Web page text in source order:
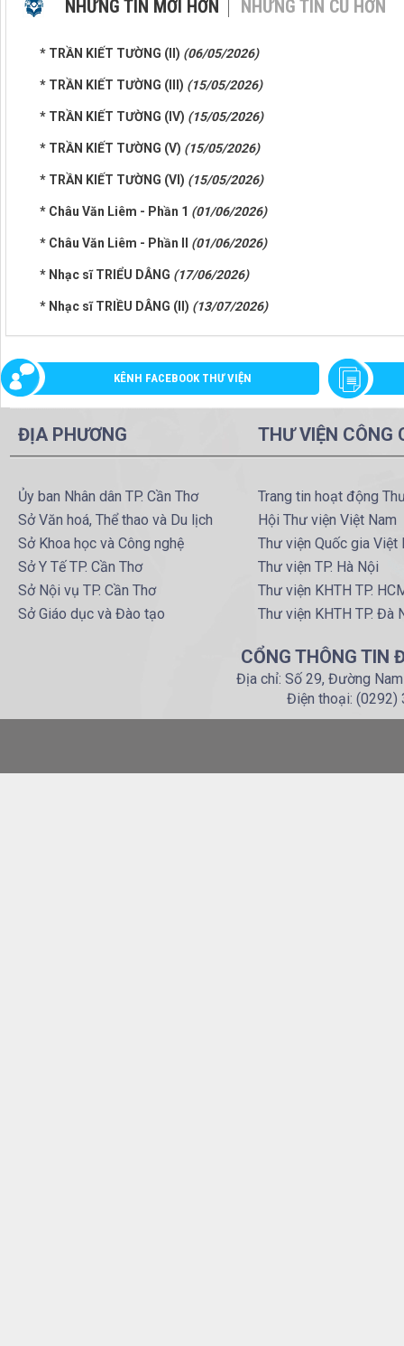
NHỮNG TIN MỚI HƠN NHỮNG TIN CŨ HƠN
* TRẦN KIẾT TƯỜNG (II) (06/05/2026)
* TRẦN KIẾT TƯỜNG (III) (15/05/2026)
* TRẦN KIẾT TƯỜNG (IV) (15/05/2026)
* TRẦN KIẾT TƯỜNG (V) (15/05/2026)
* TRẦN KIẾT TƯỜNG (VI) (15/05/2026)
* Châu Văn Liêm - Phần 1 (01/06/2026)
* Châu Văn Liêm - Phần II (01/06/2026)
* Nhạc sĩ TRIỂU DÂNG (17/06/2026)
* Nhạc sĩ TRIỀU DÂNG (II) (13/07/2026)
KÊNH FACEBOOK THƯ VIỆN
ĐỊA PHƯƠNG
Ủy ban Nhân dân TP. Cần Thơ
Sở Văn hoá, Thể thao và Du lịch
Sở Khoa học và Công nghệ
Sở Y Tế TP. Cần Thơ
Sở Nội vụ TP. Cần Thơ
Sở Giáo dục và Đào tạo
THƯ VIỆN CÔNG
Trang tin hoạt động
Hội Thư viện Việt Nam
Thư viện Quốc gia Việt
Thư viện TP. Hà Nội
Thư viện KHTH TP.
Thư viện KHTH TP. Đà
CỔNG THÔNG TIN
Địa chỉ: Số 29, Đường
Điện thoại: (0292)